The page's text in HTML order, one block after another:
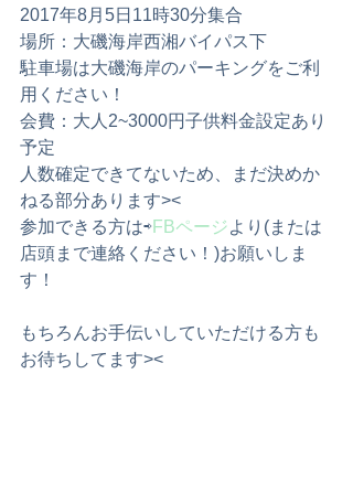
2017年8月5日11時30分集合
場所：大磯海岸西湘バイパス下
駐車場は大磯海岸のパーキングをご利
用ください！
会費：大人2~3000円子供料金設定あり
予定
人数確定できてないため、まだ決めか
ねる部分あります><
参加できる方は⇨FBページより(または
店頭まで連絡ください！)お願いしま
す！
もちろんお手伝いしていただける方も
お待ちしてます><